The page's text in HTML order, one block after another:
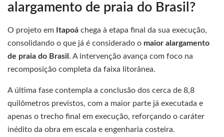
alargamento de praia do Brasil?
O projeto em Itapoá chega à etapa final da sua execução,
consolidando o que já é considerado o maior alargamento
de praia do Brasil . A intervenção avança com foco na
recomposição completa da faixa litorânea.
A última fase contempla a conclusão dos cerca de 8,8
quilômetros previstos, com a maior parte já executada e
apenas o trecho final em execução, reforçando o caráter
inédito da obra em escala e engenharia costeira.